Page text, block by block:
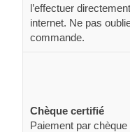
l’effectuer
internet. Ne pas
commande.
Chèque certifié
Paiement par